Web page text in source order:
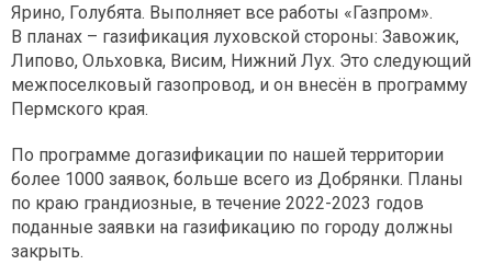
Ярино, Голубята. Выполняет все работы «Газпром».
В планах – газификация луховской стороны: Завожик,
Липово, Ольховка, Висим, Нижний Лух. Это следующий
межпоселковый газопровод, и он внесён в программу
Пермского края.
По программе догазификации по нашей территории
более 1000 заявок, больше всего из Добрянки. Планы
по краю грандиозные, в течение 2022-2023 годов
поданные заявки на газификацию по городу должны
закрыть.